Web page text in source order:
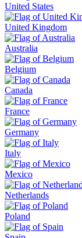
United States
United Kingdom
Australia
Belgium
Canada
France
Germany
Italy
Mexico
Netherlands
Poland